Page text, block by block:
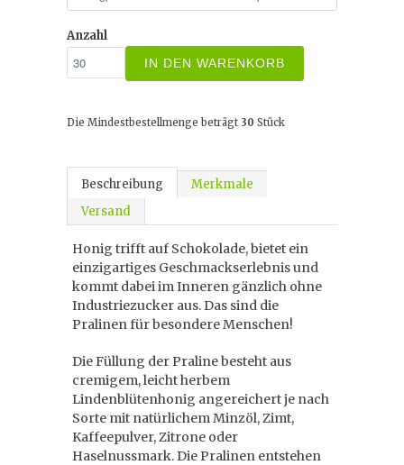
Anzahl
IN DEN WARENKORB
Die Mindestbestellmenge beträgt 30 Stück
Beschreibung
Merkmale
Versand
Honig trifft auf Schokolade, bietet ein
einzigartiges Geschmackserlebnis und
kommt dabei im Inneren gänzlich ohne
Industriezucker aus. Das sind die
Pralinen für besondere Menschen!
Die Füllung der Praline besteht aus
cremigem, leicht herbem
Lindenblütenhonig angereichert je nach
Sorte mit natürlichem Minzöl, Zimt,
Kaffeepulver, Zitrone oder
Haselnussmark. Die Pralinen entstehen